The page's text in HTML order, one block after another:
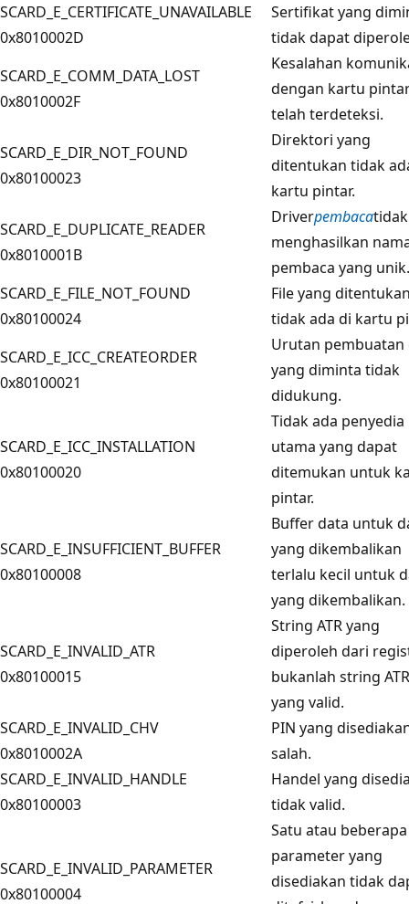
SCARD_E_CERTIFICATE_UNAVAILABLE
0x8010002D
Sertifikat yang
tidak dapat
SCARD_E_COMM_DATA_LOST
0x8010002F
Kesalahan
dengan kartu
telah terdeteksi.
SCARD_E_DIR_NOT_FOUND
0x80100023
Direktori yang
ditentukan tidak
kartu pintar.
SCARD_E_DUPLICATE_READER
0x8010001B
Driverpembacatidak
menghasilkan
pembaca yang unik.
SCARD_E_FILE_NOT_FOUND
0x80100024
File yang
tidak ada di kartu
SCARD_E_ICC_CREATEORDER
0x80100021
Urutan pembuatan
yang diminta tidak
didukung.
SCARD_E_ICC_INSTALLATION
0x80100020
Tidak ada penyedia
utama yang dapat
ditemukan untuk
pintar.
SCARD_E_INSUFFICIENT_BUFFER
0x80100008
Buffer data untuk
yang dikembalikan
terlalu kecil untuk
yang dikembalikan.
SCARD_E_INVALID_ATR
0x80100015
String ATRyang
diperoleh dari
bukanlah string ATR
yang valid.
SCARD_E_INVALID_CHV
0x8010002A
PIN yang
salah.
SCARD_E_INVALID_HANDLE
0x80100003
Handel yang
tidak valid.
SCARD_E_INVALID_PARAMETER
0x80100004
Satu atau beberapa
parameter yang
disediakan tidak